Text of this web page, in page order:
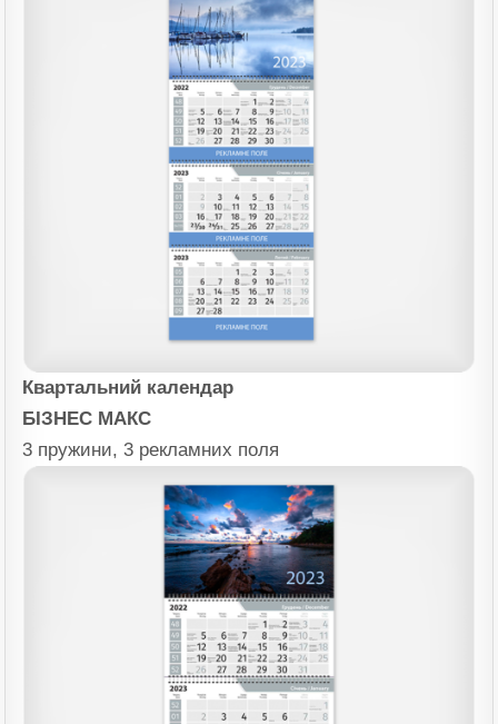
Квартальний календар
БІЗНЕС МАКС
3 пружини, 3 рекламних поля